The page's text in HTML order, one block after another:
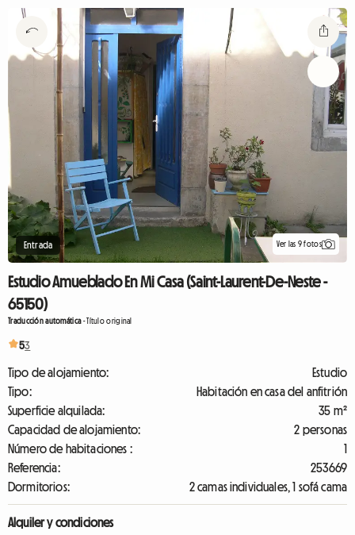
Entrada Ver las 9 fotos
Estudio Amueblado En Mi Casa (Saint-Laurent-De-Neste -
65150)
Traducción automática-Título original
53
Tipo de alojamiento:
Estudio
Tipo:
Habitación en casa del anfitrión
Superficie alquilada:
35 m²
Capacidad de alojamiento:
2 personas
Número de habitaciones :
1
Referencia:
253669
Dormitorios:
2 camas individuales, 1 sofá cama
Alquiler y condiciones